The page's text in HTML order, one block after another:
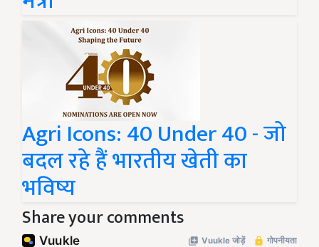
Agri Icons: 40 Under 40 - जो
बदल रहे हैं भारतीय खेती का
भविष्य
Share your comments